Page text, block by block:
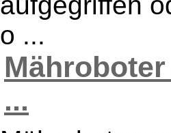
o ...
...